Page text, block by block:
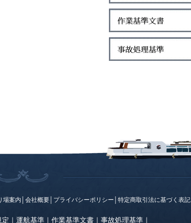
場案内 会社概要 プライバシーポリシー 特定商取引法に基づく表記
定 ｜ 運航基準 ｜ 作業基準文書 ｜ 事故処理基準 ｜